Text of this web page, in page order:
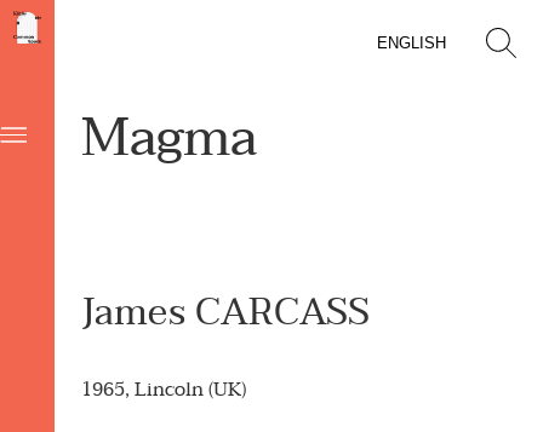
ENGLISH
Magma
James CARCASS
1965, Lincoln (UK)